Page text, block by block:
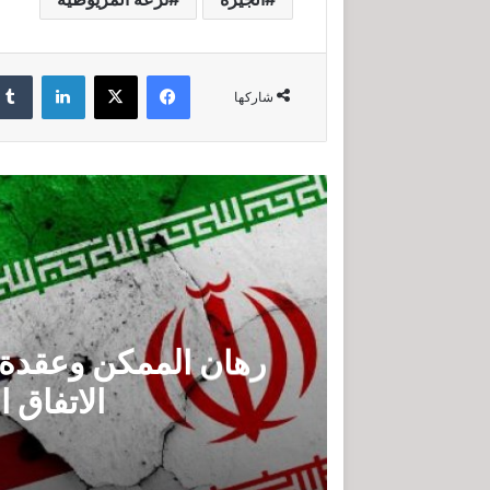
شاركها
فيسبوك ‫X
رهان الممكن وعقدة